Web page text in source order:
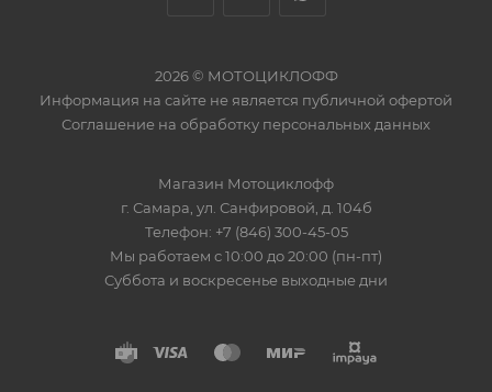
2026 © МОТОЦИКЛОФФ
Информация на сайте не является публичной офертой
Соглашение на обработку персональных данных
Магазин Мотоциклофф
г. Самара ул. Санфировой, д. 104б
Телефон: +7 (846) 300-45-05
Мы работаем с 10:00 до 20:00 (пн-пт)
Суббота и воскресенье выходные дни